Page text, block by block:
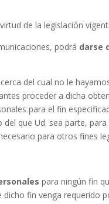
de la legislación
podrá darse
del cual no le
proceder a dicha
para el fin
que Ud. sea parte,
para otros fines
para ningún fin
fin venga requerido